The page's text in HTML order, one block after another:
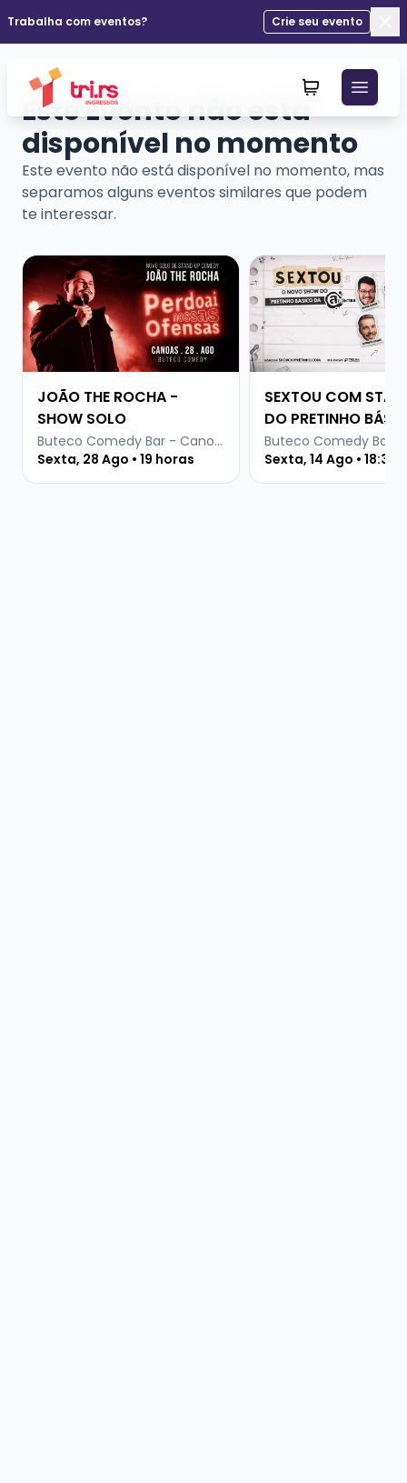
Trabalha com eventos?
Crie seu evento
Este Evento não está
disponível no momento
Este evento não está disponível no momento, mas
separamos alguns eventos similares que podem
te interessar.
Veja mais sobre JOÃO THE ROCHA - SHOW SOLO
JOÃO THE ROCHA -
SHOW SOLO
Buteco Comedy Bar - Canoas
Sexta, 28 Ago • 19 horas
Veja mais sobre
SEXTOU COM
DO PRETINHO
Sexta, 14 Ago • 18:30